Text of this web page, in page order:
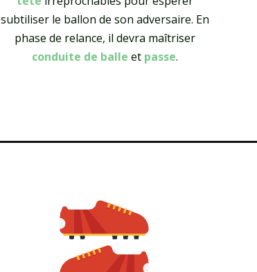
subtiliser le ballon de son adversaire. En
phase de relance, il devra maîtriser
conduite de balle et passe.